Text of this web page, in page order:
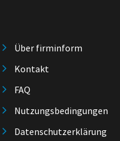
Über firminform
Kontakt
FAQ
Nutzungsbedingungen
Datenschutzerklärung